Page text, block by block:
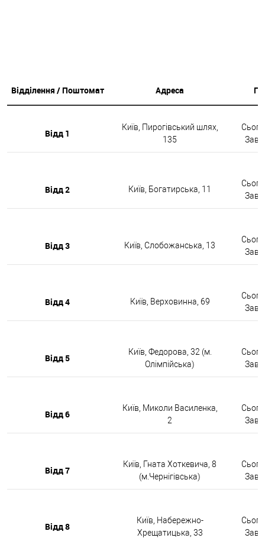
Відділення / Поштомат Адреса
Відд 1
Київ, Пирогівський шлях,
135
Відд 2 Київ, Богатирська, 11
Відд 3 Київ, Слобожанська, 13
Відд 4 Київ, Верховинна, 69
Відд 5
Київ, Федорова, 32 (м.
Олімпійська)
Відд 6
Київ, Миколи Василенка,
2
Відд 7
Київ, Гната Хоткевича, 8
(м.Чернігівська)
Відд 8
Київ, Набережно-
Хрещатицька, 33